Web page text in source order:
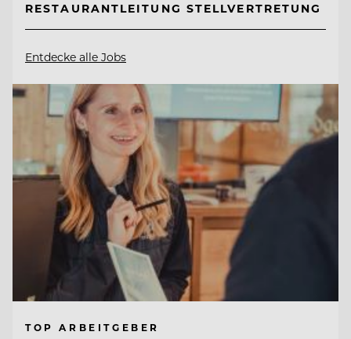
RESTAURANTLEITUNG STELLVERTRETUNG
Entdecke alle Jobs
TOP ARBEITGEBER